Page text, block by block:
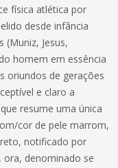
física atlética por
desde infância
(Muniz, Jesus,
homem em essência
oriundos de gerações
e claro a
resume uma única
cor de pele marrom,
notificado por
ora, denominado se